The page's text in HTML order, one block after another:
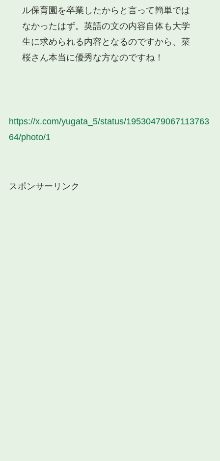
ル保育園を卒業したからと言って簡単では
なかったはず。英語の文の内容自体も大学
生に求められる内容となるのですから、菜
桜さん本当に優秀な方なのですね！
https://x.com/yugata_5/status/19530479067113763
64/photo/1
スポンサーリンク